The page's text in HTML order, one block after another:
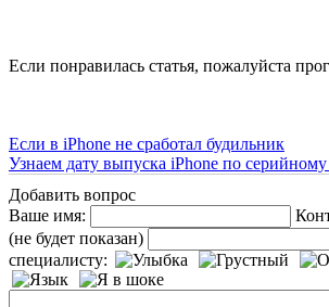
Если понравилась статья, пожалуйста
Если в iPhone не сработал будильник
Узнаем дату выпуска iPhone по
Добавить вопрос
Ваше имя:
(не будет показан)
специалисту: